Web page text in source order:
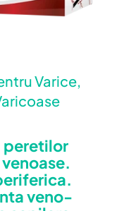
Varice,
peretilor
veno-